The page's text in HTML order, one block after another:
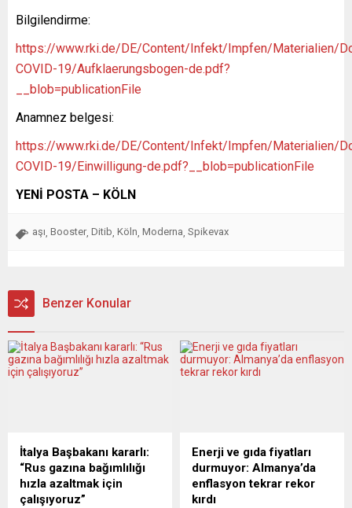
Bilgilendirme:
https://www.rki.de/DE/Content/Infekt/Impfen/Materialien/
COVID-19/Aufklaerungsbogen-de.pdf?
__blob=publicationFile
Anamnez belgesi:
https://www.rki.de/DE/Content/Infekt/Impfen/Materialien/
COVID-19/Einwilligung-de.pdf?__blob=publicationFile
YENİ POSTA – KÖLN
aşı Booster Ditib Köln Moderna Spikevax
Benzer Konular
İtalya Başbakanı kararlı:
“Rus gazına bağımlılığı
hızla azaltmak için
çalışıyoruz”
Enerji ve gıda fiyatları
durmuyor: Almanya’da
enflasyon tekrar rekor
kırdı